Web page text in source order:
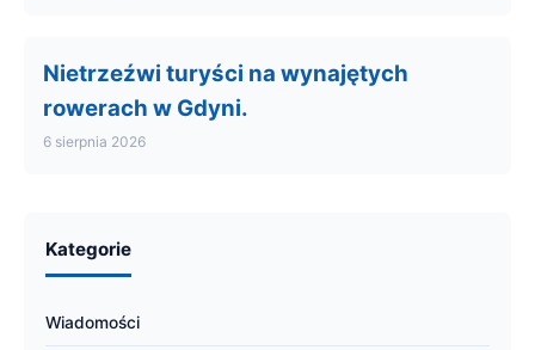
Nietrzeźwi turyści na wynajętych
rowerach w Gdyni.
6 sierpnia 2026
Kategorie
Wiadomości